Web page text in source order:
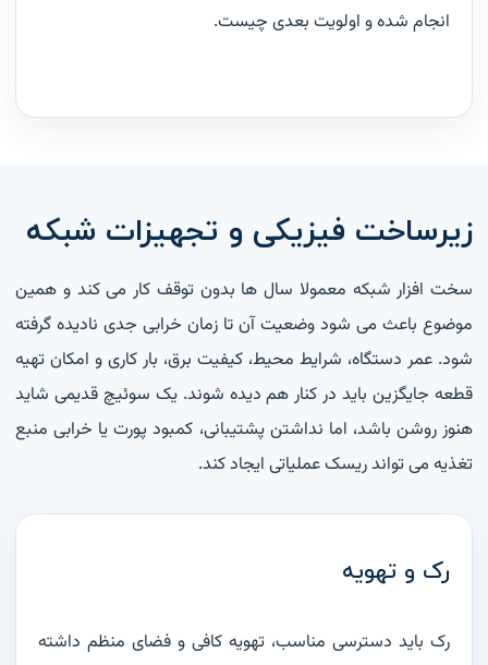
انجام شده و اولویت بعدی چیست.
زیرساخت فیزیکی و تجهیزات شبکه
سخت افزار شبکه معمولا سال ها بدون توقف کار می کند و همین
موضوع باعث می شود وضعیت آن تا زمان خرابی جدی نادیده گرفته
شود. عمر دستگاه، شرایط محیط، کیفیت برق، بار کاری و امکان تهیه
قطعه جایگزین باید در کنار هم دیده شوند. یک سوئیچ قدیمی شاید
هنوز روشن باشد، اما نداشتن پشتیبانی، کمبود پورت یا خرابی منبع
تغذیه می تواند ریسک عملیاتی ایجاد کند.
رک و تهویه
رک باید دسترسی مناسب، تهویه کافی و فضای منظم داشته